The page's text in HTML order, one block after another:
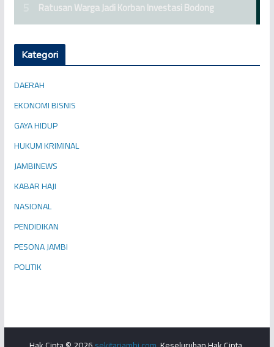
Kategori
DAERAH
EKONOMI BISNIS
GAYA HIDUP
HUKUM KRIMINAL
JAMBINEWS
KABAR HAJI
NASIONAL
PENDIDIKAN
PESONA JAMBI
POLITIK